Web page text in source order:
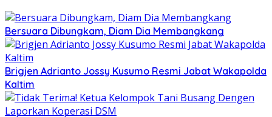
Bersuara Dibungkam, Diam Dia Membangkang
Brigjen Adrianto Jossy Kusumo Resmi Jabat Wakapolda
Kaltim